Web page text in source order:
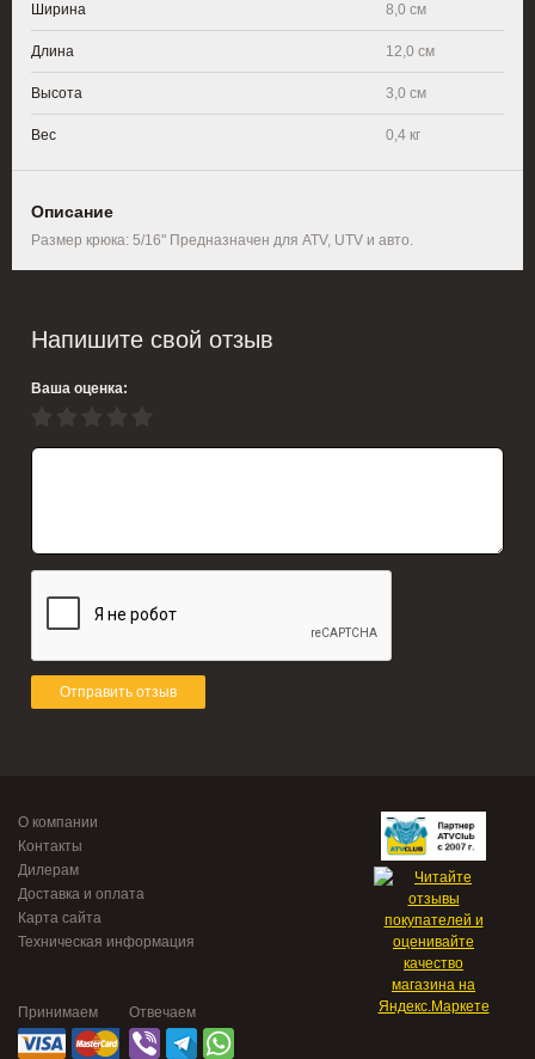
Ширина 8,0 см
Длина 12,0 см
Высота 3,0 см
Вес 0,4 кг
Описание
Размер крюка: 5/16" Предназначен для ATV, UTV и авто.
Напишите свой отзыв
Ваша оценка:
Отправить отзыв
О компании
Контакты
Дилерам
Доставка и оплата
Карта сайта
Техническая информация
Принимаем Отвечаем